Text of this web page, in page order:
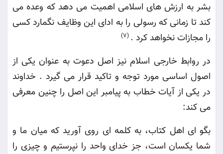
بشر به ارزش های اسلامی اهمیت می دهد که وعده می
کند تا زمانی که رسولی را به ادای این وظایف نگمارد کسی
را مجازات نخواهد کرد .
(7)
در روابط خارجی اسلام نیز اصل دعوت به عنوان یکی از
اصول اساسی مورد توجه و تاکید قرار می گیرد . خداوند
در یکی از آیات خطاب به پیامبر این اصل را چنین معرفی
می کند:
بگو ای اهل کتاب، به کلمه ای روی آورید که میان ما و
شما یکسان است، جز خدای واحد را نپرستیم و چیزی را